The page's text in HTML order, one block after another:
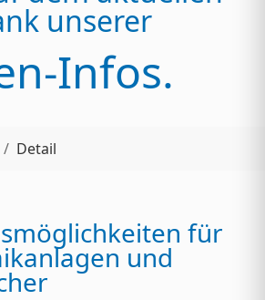
unserer
Infos.
Detail
für
und